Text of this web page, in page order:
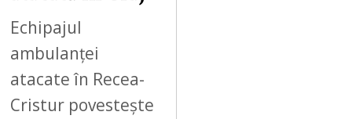
Echipajul
ambulanței
atacate în Recea-
Cristur povestește